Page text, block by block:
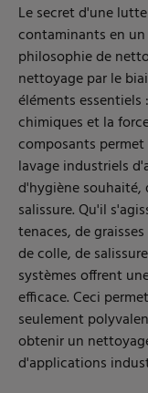
Le secret d'une
contaminants en
philosophie de
nettoyage par le
éléments
chimiques et la
composants
lavage industriels
d'hygiène
salissure. Qu'il
tenaces, de
de colle, de
systèmes offrent
efficace. Ceci
seulement
obtenir un
d'applications